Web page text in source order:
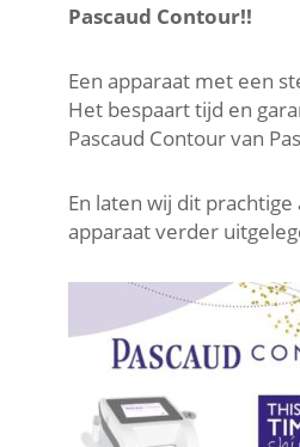
Pascaud Contour!!
Een apparaat met een
Het bespaart tijd en
Pascaud Contour van
En laten wij dit
apparaat verder